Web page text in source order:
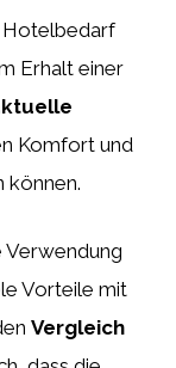
Hotelbedarf
Erhalt einer
Komfort und
können.
Verwendung
Vorteile mit
Vergleich